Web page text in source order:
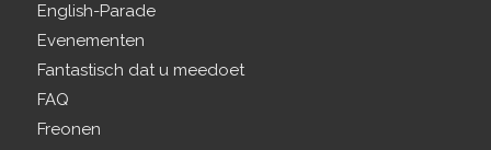
English-Parade
Evenementen
Fantastisch dat u meedoet
FAQ
Freonen